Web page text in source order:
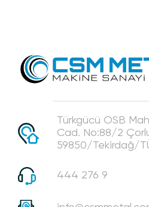
Türkgücü OSB
Cad. No:88/2
59850/Tekirdağ/
444 276 9